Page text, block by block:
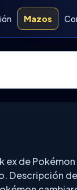
Mazos
ex de
Descripción